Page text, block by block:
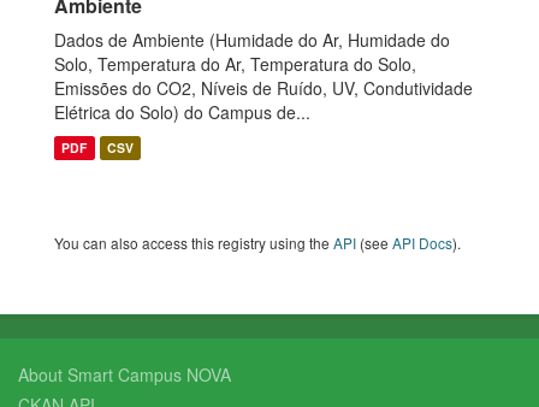
Dados de Ambiente (Humidade do Ar, Humidade do
Solo, Temperatura do Ar, Temperatura do Solo,
Emissões do CO2, Níveis de Ruído, UV, Condutividade
Elétrica do Solo) do Campus de...
PDF CSV
You can also access this registry using the API (see API Docs).
About Smart Campus NOVA